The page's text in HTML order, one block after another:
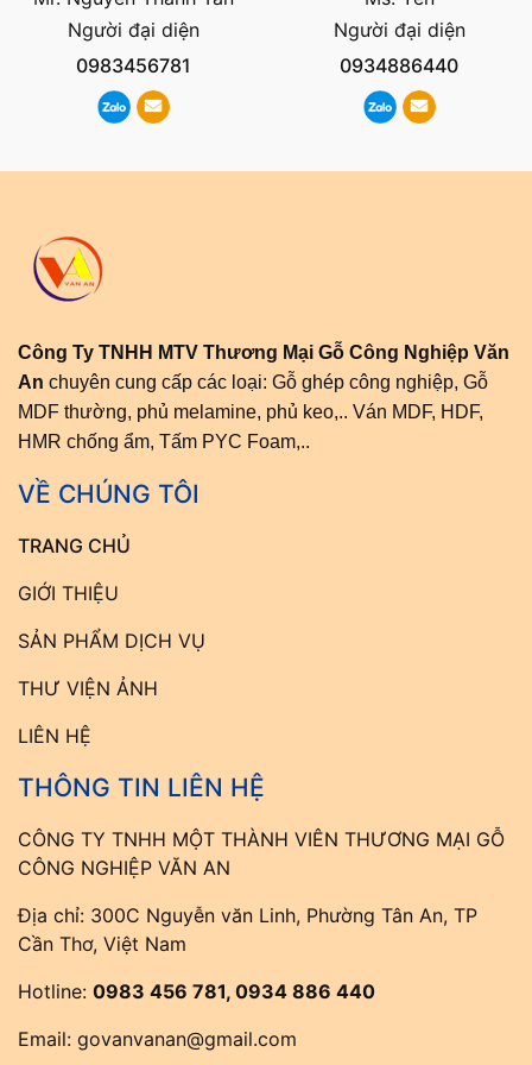
Người đại diện
0983456781
Người đại diện
0934886440
Công Ty TNHH MTV Thương Mại Gỗ Công Nghiệp Văn
An chuyên cung cấp các loại: Gỗ ghép công nghiệp, Gỗ
MDF thường, phủ melamine, phủ keo,.. Ván MDF, HDF,
HMR chống ẩm, Tấm PYC Foam,..
VỀ CHÚNG TÔI
TRANG CHỦ
GIỚI THIỆU
SẢN PHẨM DỊCH VỤ
THƯ VIỆN ẢNH
LIÊN HỆ
THÔNG TIN LIÊN HỆ
CÔNG TY TNHH MỘT THÀNH VIÊN THƯƠNG MẠI GỖ
CÔNG NGHIỆP VĂN AN
Địa chỉ: 300C Nguyễn văn Linh, Phường Tân An, TP
Cần Thơ, Việt Nam
Hotline: 0983 456 781, 0934 886 440
Email: govanvanan@gmail.com